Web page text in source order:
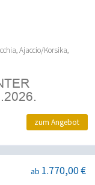
Ajaccio/Korsika,
zum Angebot
ab 1.770,00 €